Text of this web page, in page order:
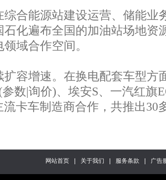
合能源站建设运营、储能业
化遍布全国的加油站场地
域合作空间。
容增速。在换电配套车型方
数|询价)、埃安S、一汽红
卡车制造商合作，共推出30
网站首页 关于我们 服务条款 广告